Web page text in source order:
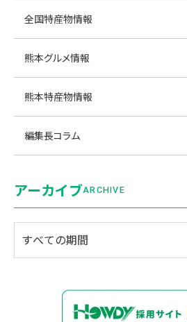
全国特産物情報
熊本グルメ情報
熊本特産物情報
編集長コラム
アーカイブARCHIVE